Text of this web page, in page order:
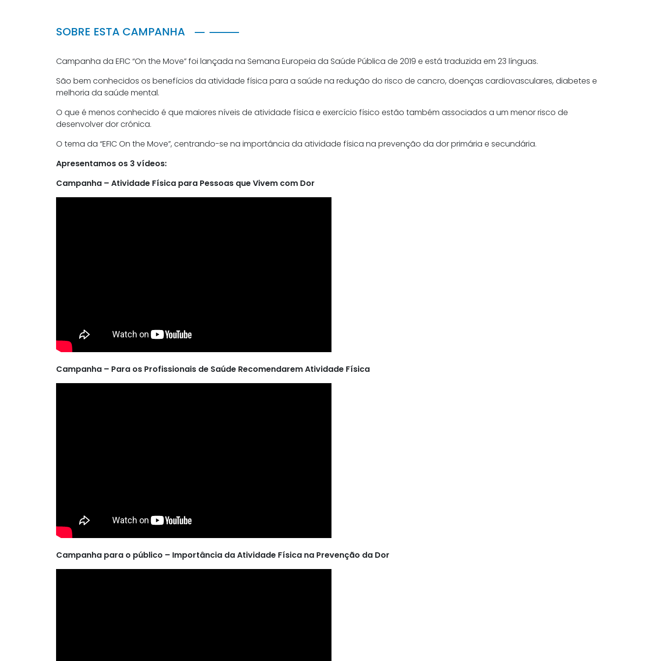
SOBRE ESTA CAMPANHA
Campanha da EFIC “On the Move” foi lançada na Semana Europeia da Saúde Pública de 2019 e está traduzida em 23 línguas.
São bem conhecidos os benefícios da atividade física para a saúde na redução do risco de cancro, doenças cardiovasculares, diabetes e
melhoria da saúde mental.
O que é menos conhecido é que maiores níveis de atividade física e exercício físico estão também associados a um menor risco de
desenvolver dor crónica.
O tema da “EFIC On the Move”, centrando-se na importância da atividade física na prevenção da dor primária e secundária.
Apresentamos os 3 vídeos:
Campanha – Atividade Física para Pessoas que Vivem com Dor
Campanha – Para os Profissionais de Saúde Recomendarem Atividade Física
Campanha para o público – Importância da Atividade Física na Prevenção da Dor